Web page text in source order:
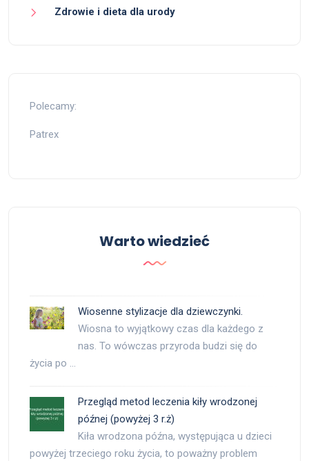
Zdrowie i dieta dla urody
Polecamy:
Patrex
Warto wiedzieć
Wiosenne stylizacje dla dziewczynki.
Wiosna to wyjątkowy czas dla każdego z
nas. To wówczas przyroda budzi się do
życia po …
Przegląd metod leczenia kiły wrodzonej
późnej (powyżej 3 r.ż)
Kiła wrodzona późna, występująca u dzieci
powyżej trzeciego roku życia, to poważny problem